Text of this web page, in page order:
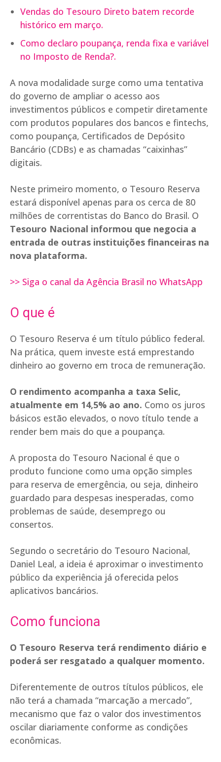
Vendas do Tesouro Direto batem recorde
histórico em março.
Como declaro poupança, renda fixa e variável
no Imposto de Renda?.
A nova modalidade surge como uma tentativa
do governo de ampliar o acesso aos
investimentos públicos e competir diretamente
com produtos populares dos bancos e fintechs,
como poupança, Certificados de Depósito
Bancário (CDBs) e as chamadas “caixinhas”
digitais.
Neste primeiro momento, o Tesouro Reserva
estará disponível apenas para os cerca de 80
milhões de correntistas do Banco do Brasil. O
Tesouro Nacional informou que negocia a
entrada de outras instituições financeiras na
nova plataforma.
>> Siga o canal da Agência Brasil no WhatsApp
O que é
O Tesouro Reserva é um título público federal.
Na prática, quem investe está emprestando
dinheiro ao governo em troca de remuneração.
O rendimento acompanha a taxa Selic,
atualmente em 14,5% ao ano. Como os juros
básicos estão elevados, o novo título tende a
render bem mais do que a poupança.
A proposta do Tesouro Nacional é que o
produto funcione como uma opção simples
para reserva de emergência, ou seja, dinheiro
guardado para despesas inesperadas, como
problemas de saúde, desemprego ou
consertos.
Segundo o secretário do Tesouro Nacional,
Daniel Leal, a ideia é aproximar o investimento
público da experiência já oferecida pelos
aplicativos bancários.
Como funciona
O Tesouro Reserva terá rendimento diário e
poderá ser resgatado a qualquer momento.
Diferentemente de outros títulos públicos, ele
não terá a chamada “marcação a mercado”,
mecanismo que faz o valor dos investimentos
oscilar diariamente conforme as condições
econômicas.